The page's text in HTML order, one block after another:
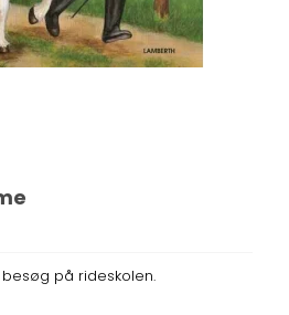
på rideskolen.